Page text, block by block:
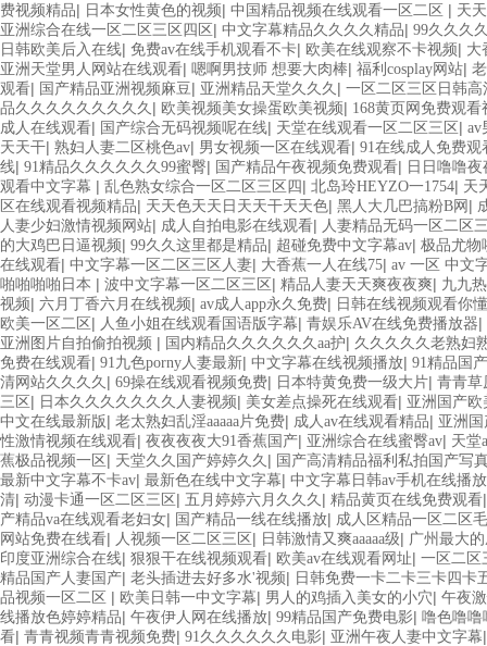
费视频精品| 日本女性黄色的视频| 中国精品视频在线观看一区二区 | 天
亚洲综合在线一区二区三区四区 | 中文字幕精品久久久久精品| 99久久久
日韩欧美后入在线| 免费av在线手机观看不卡| 欧美在线观察不卡视频| 大
亚洲天堂男人网站在线观看| 嗯啊男技师 想要大肉棒| 福利cosplay网站|
观看| 国产精品亚洲视频麻豆| 亚洲精品天堂久久久 | 一区二区三区日韩高
品久久久久久久久久久 | 欧美视频美女操蛋欧美视频| 168黄页网免费观看
成人在线观看| 国产综合无码视频呢在线| 天堂在线观看一区二区三区 | av
天天干| 熟妇人妻二区桃色av| 男女视频一区在线观看| 91在线成人免费观
线| 91精品久久久久久久99蜜臀| 国产精品午夜视频免费观看| 日日噜噜
观看中文字幕 | 乱色熟女综合一区二区三区四 | 北岛玲HEYZO一1754| 天
区在线观看视频精品| 天天色天天日天天干天天色| 黑人大几巴搞粉B网 |
人妻少妇激情视频网站| 成人自拍电影在线观看| 人妻精品无码一区二区
的大鸡巴日逼视频| 99久久这里都是精品| 超碰免费中文字幕av| 极品尤物
在线观看| 中文字幕一区二区三区人妻| 大香蕉一人在线75| av 一区 中文
啪啪啪啪日本 | 波中文字幕一区二区三区 | 精品人妻天天爽夜夜爽| 九九
视频| 六月丁香六月在线视频| av成人app永久免费| 日韩在线视频观看你
欧美一区二区 | 人鱼小姐在线观看国语版字幕| 青娱乐AV在线免费播放器|
亚洲图片自拍偷拍视频 | 国内精品久久久久久久aa护| 久久久久久老熟妇
免费在线观看| 91九色porny人妻最新| 中文字幕在线视频播放| 91精品国
清网站久久久久 | 69操在线观看视频免费| 日本特黄免费一级大片| 青青草
三区 | 日本久久久久久久久人妻视频| 美女差点操死在线观看| 亚洲国产
中文在线最新版 | 老太熟妇乱淫aaaaa片免费| 成人av在线观看精品| 亚洲
性激情视频在线观看| 夜夜夜夜大91香蕉国产| 亚洲综合在线蜜臀av| 天堂
蕉极品视频一区 | 天堂久久国产婷婷久久 | 国产高清精品福利私拍国产写
最新中文字幕不卡av| 最新色在线中文字幕| 中文字幕日韩av手机在线播放
清| 动漫卡通一区二区三区 | 五月婷婷六月久久久 | 精品黄页在线免费观看
产精品va在线观看老妇女| 国产精品一线在线播放| 成人区精品一区二区
网站免费在线看| 人视频一区二区三区 | 日韩激情又爽aaaaa级| 广州最大
印度亚洲综合在线| 狠狠干在线视频观看| 欧美av在线观看网址| 一区二区
精品国产人妻国产| 老头插进去好多水'视频| 日韩免费一卡二卡三卡四卡
品视频一区二区 | 欧美日韩一中文字幕| 男人的鸡插入美女的小穴| 午夜
线播放色婷婷精品| 午夜伊人网在线播放| 99精品国产免费电影| 噜色噜噜
看| 青青视频青青视频免费| 91久久久久久久电影| 亚洲午夜人妻中文字幕